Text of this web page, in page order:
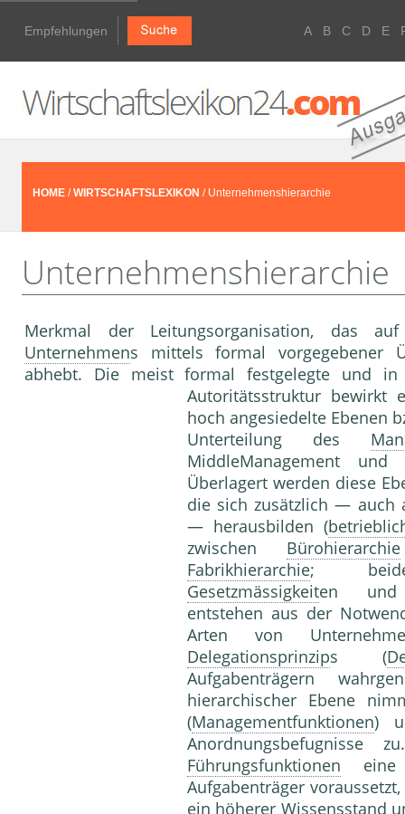
Empfehlungen A B C D E
HOME /WIRTSCHAFTSLEXIKON / Unternehmenshierarchie
Unternehmenshierarchie
Merkmal der Leitungsorganisation, das
Unternehmens mittels formal vorgegebener
abhebt. Die meist formal festgelegte und
Autoritätsstruktur bewirkt
hoch angesiedelte Ebenen
Unterteilung des
MiddleManagement und
Überlagert werden diese
die sich zusätzlich — auch
— herausbilden (
zwischen Bürohierarchie
Fabrikhierarchie; beide
Gesetzmässigkeiten
entstehen aus der
Arten von
Delegationsprinzips (
Aufgabenträgern
hierarchischer Ebene
(Managementfunktionen)
Führungsfunktionen eine
Aufgabenträger
ein höherer Wissensstand